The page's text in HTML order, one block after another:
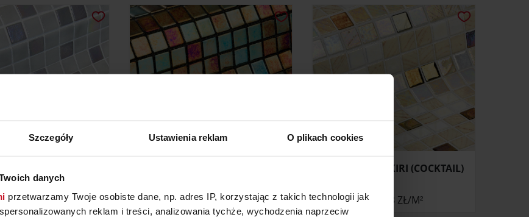
Szczegóły Ustawienia reklam O plikach cookies
danych
przetwarzamy Twoje osobiste dane, np. adres IP, korzystając z takich technologii jak
reklam i treści, analizowania tychże, wychodzenia naprzeciw
ZŁ/M² 475,99 ZŁ/M²
MOZAIKA DAIKIRI (COCKTAIL)
568,48 ZŁ/M²